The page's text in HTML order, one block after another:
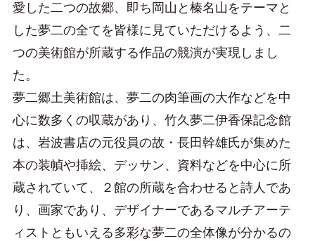
愛した二つの故郷、即ち岡山と榛名山をテーマと
した夢二の全てを皆様に見ていただけるよう、二
つの美術館が所蔵する作品の競演が実現しまし
た。
夢二郷土美術館は、夢二の肉筆画の大作などを中
心に数多くの収蔵があり、竹久夢二伊香保記念館
は、岩波書店の元役員の故・長田幹雄氏が集めた
本の装幀や挿絵、デッサン、資料などを中心に所
蔵されていて、２館の所蔵を合わせると詩人であ
り、画家であり、デザイナーであるマルチアーテ
ィストともいえる多彩な夢二の全体像が分かるの